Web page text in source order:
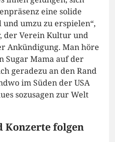
eine solide
umzu zu erspielen“,
der Verein Kultur und
Ankündigung. Man höre
Sugar Mama auf der
geradezu an den Rand
im Süden der USA
sozusagen zur Welt
Konzerte folgen